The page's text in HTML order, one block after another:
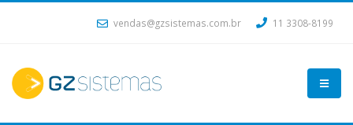
vendas@gzsistemas.com.br 11 3308-8199